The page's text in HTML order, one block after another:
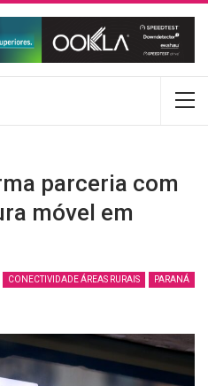
parceria com
móvel em
CONECTIVIDADE ÁREAS RURAIS PARANÁ